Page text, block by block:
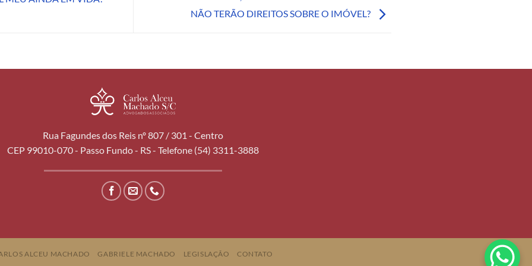
NÃO TERÃO DIREITOS SOBRE O IMÓVEL?
Rua Fagundes dos Reis nº 807 / 301 - Centro
CEP 99010-070 - Passo Fundo - RS - Telefone (54) 3311-3888
ALCEU MACHADO GABRIELE MACHADO LEGISLAÇÃO CONTATO